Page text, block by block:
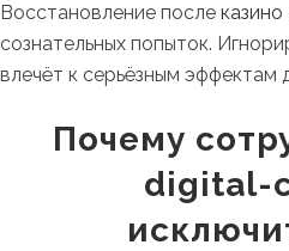
Восстановление после казино
сознательных попыток.
влечёт к серьёзным эффектам
Почему
digital-